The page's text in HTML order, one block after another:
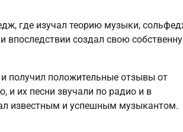
где изучал теорию музыки,
создал свою
получил положительные отзывы от
и их песни звучали по радио и в
известным и успешным музыкантом.